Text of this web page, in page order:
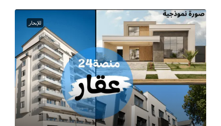
للإيجار